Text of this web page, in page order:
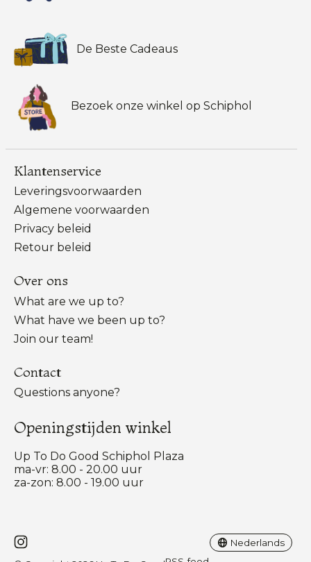
De Beste Cadeaus
Bezoek onze winkel op Schiphol
Klantenservice
Leveringsvoorwaarden
Algemene voorwaarden
Privacy beleid
Retour beleid
Over ons
What are we up to?
What have we been up to?
Join our team!
Contact
Questions anyone?
Openingstijden winkel
Up To Do Good Schiphol Plaza
ma-vr: 8.00 - 20.00 uur
za-zon: 8.00 - 19.00 uur
Nederlands